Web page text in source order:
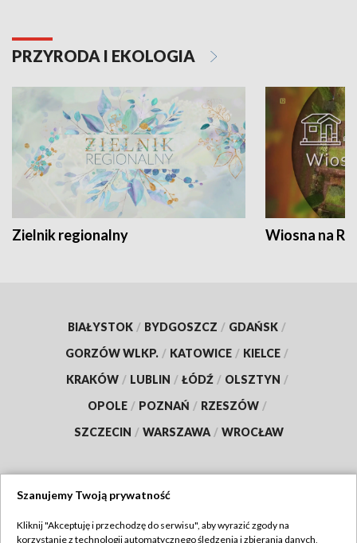
PRZYRODA I EKOLOGIA
Zielnik regionalny Wiosna na
BIAŁYSTOK / BYDGOSZCZ / GDAŃSK /
GORZÓW WLKP. / KATOWICE / KIELCE /
KRAKÓW / LUBLIN / ŁÓDŹ / OLSZTYN /
OPOLE / POZNAŃ / RZESZÓW /
SZCZECIN / WARSZAWA / WROCŁAW
Szanujemy Twoją prywatność
Kliknij "Akceptuję i przechodzę do serwisu", aby wyrazić zgody na
korzystanie z technologii automatycznego śledzenia i zbierania danych,